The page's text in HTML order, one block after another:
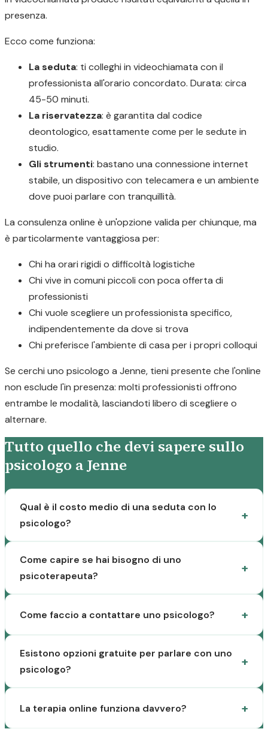
presenza.
Ecco come funziona:
La seduta: ti colleghi in videochiamata con il
professionista all'orario concordato. Durata: circa
45-50 minuti.
La riservatezza: è garantita dal codice
deontologico, esattamente come per le sedute in
studio.
Gli strumenti: bastano una connessione internet
stabile, un dispositivo con telecamera e un ambiente
dove puoi parlare con tranquillità.
La consulenza online è un'opzione valida per chiunque, ma
è particolarmente vantaggiosa per:
Chi ha orari rigidi o difficoltà logistiche
Chi vive in comuni piccoli con poca offerta di
professionisti
Chi vuole scegliere un professionista specifico,
indipendentemente da dove si trova
Chi preferisce l'ambiente di casa per i propri colloqui
Se cerchi uno psicologo a Jenne, tieni presente che l'online
non esclude l'in presenza: molti professionisti offrono
entrambe le modalità, lasciandoti libero di scegliere o
alternare.
Tutto quello che devi sapere sullo
psicologo a Jenne
Qual è il costo medio di una seduta con lo
psicologo?
Come capire se hai bisogno di uno
psicoterapeuta?
Come faccio a contattare uno psicologo?
Esistono opzioni gratuite per parlare con uno
psicologo?
La terapia online funziona davvero?